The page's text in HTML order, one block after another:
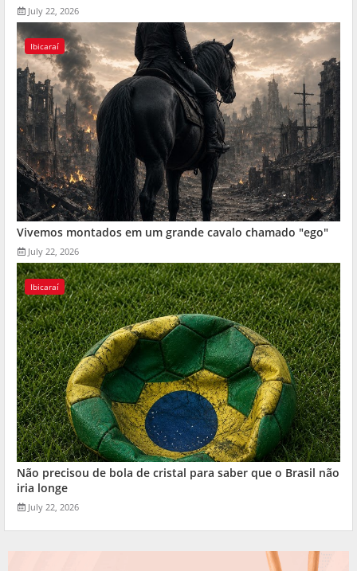
July 22, 2026
Ibicaraí
Vivemos montados em um grande cavalo chamado "ego"
July 22, 2026
Ibicaraí
Não precisou de bola de cristal para saber que o Brasil não
iria longe
July 22, 2026